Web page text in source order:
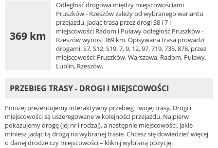
369 km
Odległość drogowa między miejscowościami
Pruszków - Rzeszów zależy od wybranego wariantu
przejazdu. Jadąc trasą przez drogi S8 i 7 i
miejscowości Radom i Puławy odległość Pruszków -
Rzeszów wynosi 369 km. Opisywana trasa prowadzi
drogami: S7, S12, S19, 7, 9, 12, 97, 719, 735, 878, przez
miejscowości: Pruszków, Warszawa, Radom, Puławy,
Lublin, Rzeszów.
PRZEBIEG TRASY - DROGI I MIEJSCOWOŚCI
Poniżej prezentujemy interaktywny przebieg Twojej trasy. Drogi i
miejscowości są uszeregowane w kolejności przejazdu. Najpierw
pokazujemy drogę (jej nr i rodzaj), a następnie miejscowości, jakie
miniesz jadąc tą drogą na wybranej trasie. Chcesz się dowiedzieć więcej
o danej drodze czy miejscowości – kliknij wybraną pozycję.